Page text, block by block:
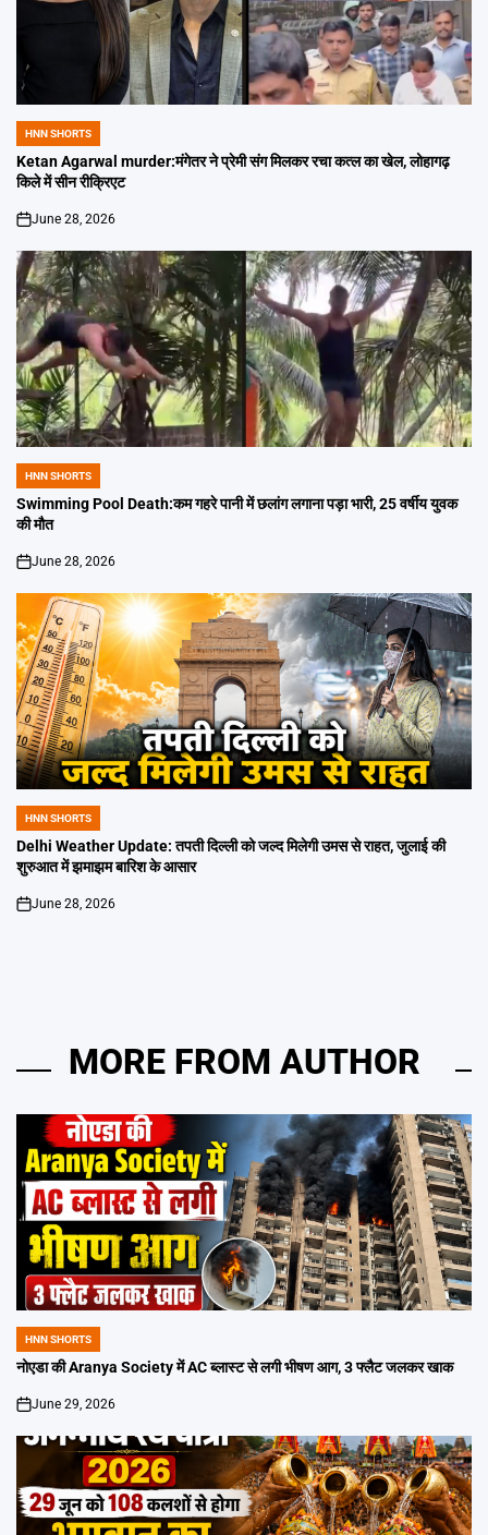
POSTED
IN
HNN SHORTS
Ketan Agarwal murder:मंगेतर ने प्रेमी संग मिलकर रचा कत्ल का खेल, लोहागढ़
किले में सीन रीक्रिएट
on
June 28, 2026
POSTED
IN
HNN SHORTS
Swimming Pool Death:कम गहरे पानी में छलांग लगाना पड़ा भारी, 25 वर्षीय युवक
की मौत
on
June 28, 2026
POSTED
IN
HNN SHORTS
Delhi Weather Update: तपती दिल्ली को जल्द मिलेगी उमस से राहत, जुलाई की
शुरुआत में झमाझम बारिश के आसार
on
June 28, 2026
MORE FROM AUTHOR
POSTED
IN
HNN SHORTS
नोएडा की Aranya Society में AC ब्लास्ट से लगी भीषण आग, 3 फ्लैट जलकर खाक
on
June 29, 2026